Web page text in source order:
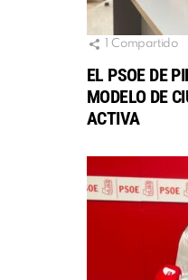
Compartido
EL PSOE DE
MODELO DE
ACTIVA